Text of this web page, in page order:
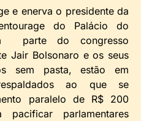
e enerva o presidente da
do Palácio do
parte do congresso
Jair Bolsonaro e os seus
sem pasta, estão em
ao que se
paralelo de R$ 200
parlamentares